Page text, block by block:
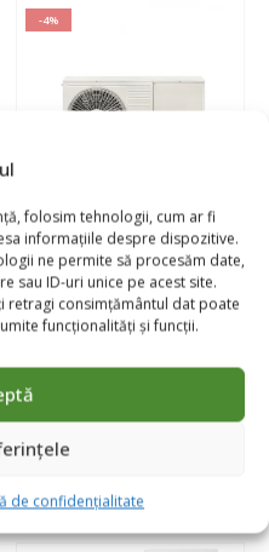
folosim tehnologii, cum ar fi
informațiile despre dispozitive.
ne permite să procesăm date,
sau ID-uri unice pe acest site.
retragi consimțământul dat poate
funcționalități și funcții.
de confidențialitate
-4%
POMPE DE CALDURA HITACHI YUTAKI
Pompa de caldura Hitachi
Yutaki M RASM-2VRE 4.3 kW,
Monobloc
0out of 5
27.000,00lei